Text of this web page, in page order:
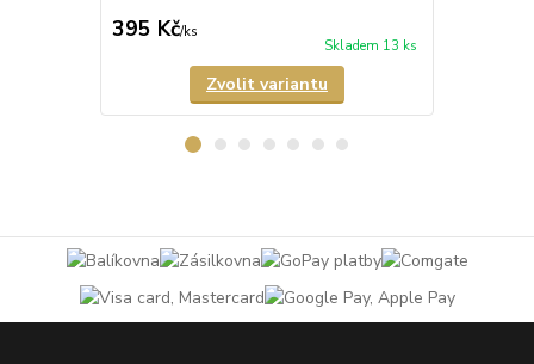
395 Kč/ks
Skladem 13 ks
Zvolit variantu